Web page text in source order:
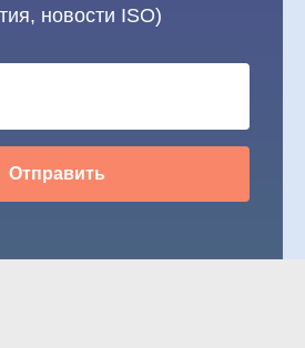
новости ISO)
Отправить